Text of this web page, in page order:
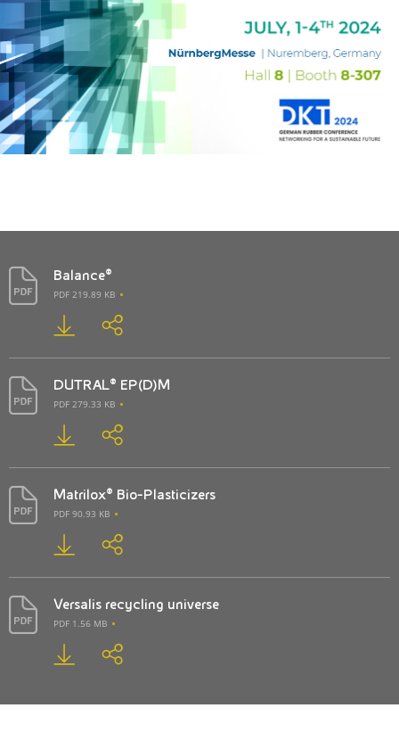
Balance®
PDF 219.89 KB
DUTRAL® EP(D)M
PDF 279.33 KB
Matrilox® Bio-Plasticizers
PDF 90.93 KB
Versalis recycling universe
PDF 1.56 MB